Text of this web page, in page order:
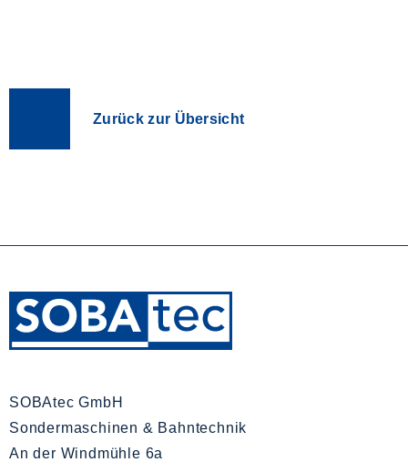
Zurück zur Übersicht
SOBAtec GmbH
Sondermaschinen & Bahntechnik
An der Windmühle 6a